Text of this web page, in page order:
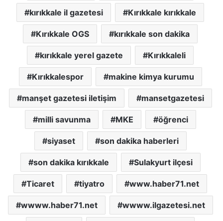
kırıkkale il gazetesi Kırıkkale kırıkkale
Kırıkkale OGS kırıkkale son dakika
kırıkkale yerel gazete Kırıkkaleli
Kırıkkalespor makine kimya kurumu
manşet gazetesi iletişim mansetgazetesi
milli savunma MKE öğrenci
siyaset son dakika haberleri
son dakika kırıkkale Sulakyurt ilçesi
Ticaret tiyatro www.haber71.net
wwww.haber71.net wwww.ilgazetesi.net